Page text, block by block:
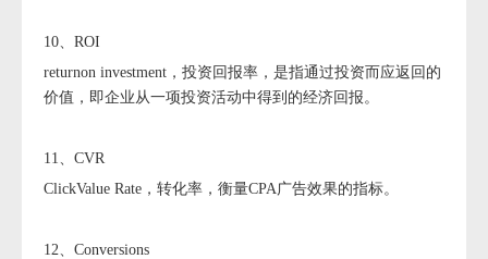
10、ROI
returnon investment，投资回报率，是指通过投资而应返回的
价值，即企业从一项投资活动中得到的经济回报。
11、CVR
ClickValue Rate，转化率，衡量CPA广告效果的指标。
12、Conversions